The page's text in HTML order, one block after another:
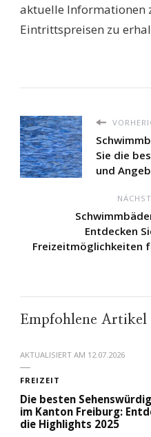
aktuelle Informationen
Eintrittspreisen zu
Sie die
und
Entdecken
Freizeitmöglichkeiten
Empfohlene Artikel
AKTUALISIERT AM 12.07.2026
FREIZEIT
Die besten
im Kanton Freiburg:
die Highlights 2025